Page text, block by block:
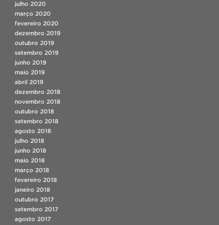
julho 2020
março 2020
fevereiro 2020
dezembro 2019
outubro 2019
setembro 2019
junho 2019
maio 2019
abril 2019
dezembro 2018
novembro 2018
outubro 2018
setembro 2018
agosto 2018
julho 2018
junho 2018
maio 2018
março 2018
fevereiro 2018
janeiro 2018
outubro 2017
setembro 2017
agosto 2017